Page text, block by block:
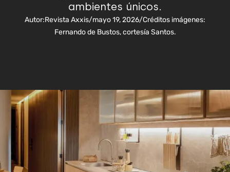
ambientes únicos.
Autor:Revista Axxis/mayo 19, 2026/Créditos imágenes:
Fernando de Bustos, cortesía Santos.